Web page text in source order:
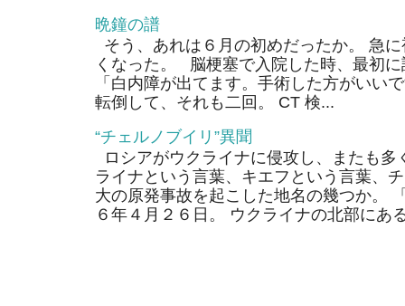
晩鐘の譜
そう、あれは６月の初めだったか。 急
くなった。 脳梗塞で入院した時、最初
「白内障が出てます。手術した方がい
転倒して、それも二回。 CT 検...
“チェルノブイリ”異聞
ロシアがウクライナに侵攻し、またも
ライナという言葉、キエフという言葉、
大の原発事故を起こした地名の幾つか。
６年４月２６日。 ウクライナの北部にあ